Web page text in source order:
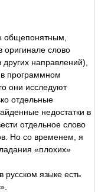
общепонятным,
оригинале слово
направлений),
программном
они исследуют
отдельные
недостатки в
отдельное слово
Но со временем, я
«плохих»
языке есть